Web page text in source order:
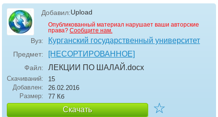
Добавил:Upload
Опубликованный материал нарушает ваши авторские
права? Сообщите нам.
Вуз: Курганский государственный университет
Предмет: [НЕСОРТИРОВАННОЕ]
Файл: ЛЕКЦИИ ПО ШАЛАЙ .docx
Скачиваний:
15
Добавлен:
26.02.2016
Размер:
77 Кб
Скачать ☆